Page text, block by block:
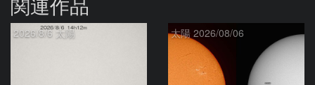
2026/8/6 太陽 太陽 2026/08/06